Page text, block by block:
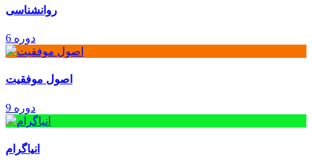
روانشناسی
6 دوره
اصول موفقیت
9 دوره
انیاگرام